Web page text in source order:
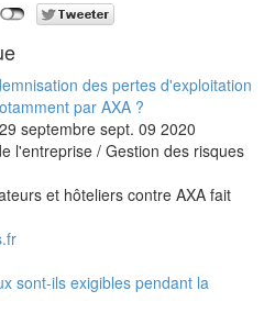
des pertes d'exploitation
par AXA ?
29 septembre sept. 09 2020
l'entreprise/ Gestion des risques
et hôteliers contre AXA fait
sont-ils exigibles pendant la